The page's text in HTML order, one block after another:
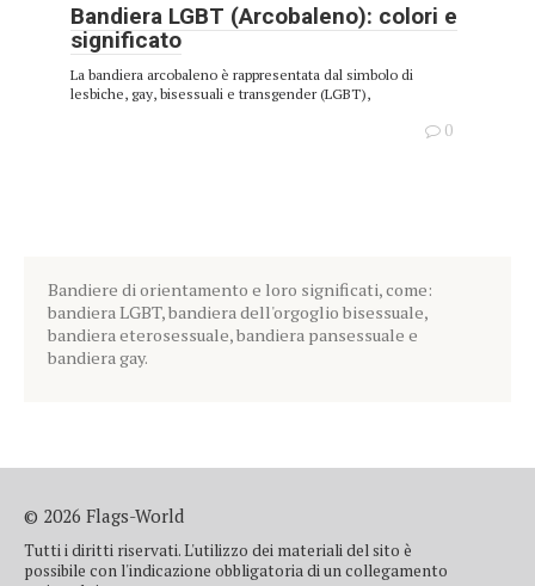
Bandiera LGBT (Arcobaleno): colori e
significato
La bandiera arcobaleno è rappresentata dal simbolo di
lesbiche, gay, bisessuali e transgender (LGBT),
0
Bandiere di orientamento e loro significati, come:
bandiera LGBT, bandiera dell'orgoglio bisessuale,
bandiera eterosessuale, bandiera pansessuale e
bandiera gay.
© 2026 Flags-World
Tutti i diritti riservati. L'utilizzo dei materiali del sito è
possibile con l'indicazione obbligatoria di un collegamento